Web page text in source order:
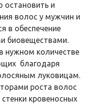
остановить и
волос у мужчин и
в обеспечение
биовеществами.
нужном количестве
благодаря
луковицам.
роста волос
кровеносных